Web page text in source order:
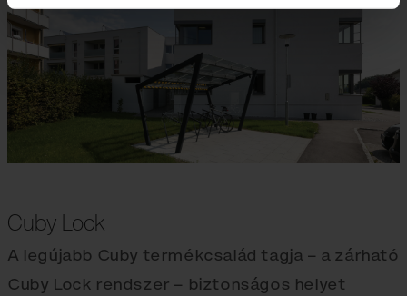
Cuby Lock
A legújabb Cuby termékcsalád tagja – a zárható
Cuby Lock rendszer – biztonságos helyet